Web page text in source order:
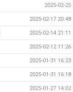
2025-02-25
2025-02-17 20:48
2025-02-14 21:11
2025-02-12 11:26
2025-01-31 16:23
2025-01-31 16:18
2025-01-27 14:02